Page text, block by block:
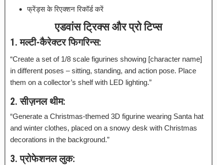
फ्रेंड्स के रिएक्शन रिकॉर्ड करें
एडवांस ट्रिक्स और प्रो टिप्स
1. मल्टी-कैरेक्टर फिगरिन्स:
“Create a set of 1/8 scale figurines showing [character name]
in different poses – sitting, standing, and action pose. Place
them on a collector’s shelf with LED lighting.”
2. सीज़नल थीम:
“Generate a Christmas-themed 3D figurine wearing Santa hat
and winter clothes, placed on a snowy desk with Christmas
decorations in the background.”
3. प्रोफेशनल लुक: